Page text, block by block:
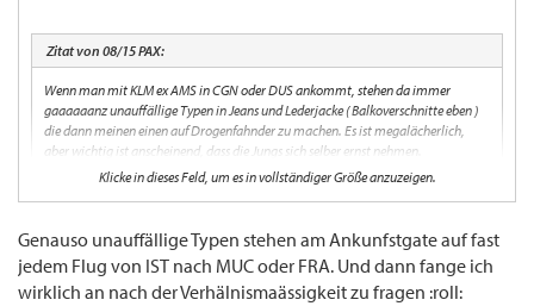
Zitat von 08/15 PAX:
Wenn man mit KLM ex AMS in CGN oder DUS ankommt, stehen da immer
gaaaaaanz unauffällige Typen in Jeans und Lederjacke ( Balkoverschnitte eben )
die dann meinen einen auf Drogenfahnder zu machen. Es ist megalächerlich,
aber wichtig ist anscheinend, dass die Jungs sich selber ernst nehmen.
Klicke in dieses Feld, um es in vollständiger Größe anzuzeigen.
Genauso unauffällige Typen stehen am Ankunfstgate auf fast
jedem Flug von IST nach MUC oder FRA. Und dann fange ich
wirklich an nach der Verhälnismaässigkeit zu fragen :roll: